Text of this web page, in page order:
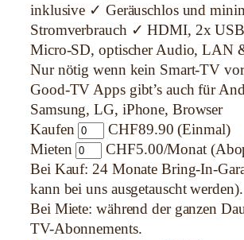
inklusive ✓ Geräuschlos und
Stromverbrauch ✓ HDMI, 2x
Micro-SD, optischer Audio, LAN
Nur nötig wenn kein Smart-TV
Good-TV Apps gibt’s auch für
Samsung, LG, iPhone, Browser
Kaufen
CHF89.90 (Einmal)
Mieten
CHF5.00/Monat
Bei Kauf: 24 Monate Bring-In-
kann bei uns ausgetauscht werden).
Bei Miete: während der ganzen
TV-Abonnements.